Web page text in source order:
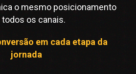
o mesmo posicionamento
todos os canais.
em cada etapa da
jornada